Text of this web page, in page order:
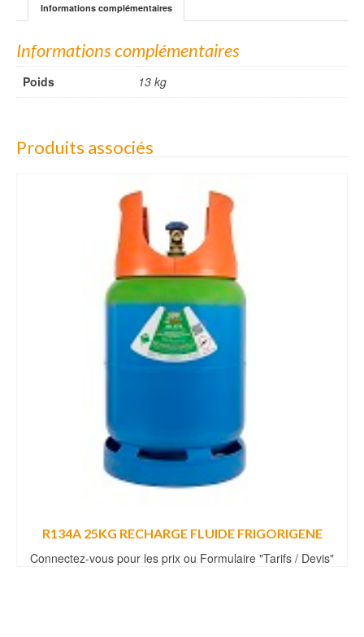
Informations complémentaires
Informations complémentaires
Poids 13 kg
Produits associés
R134A 25KG RECHARGE FLUIDE FRIGORIGENE
Connectez-vous pour les prix ou Formulaire "Tarifs / Devis"